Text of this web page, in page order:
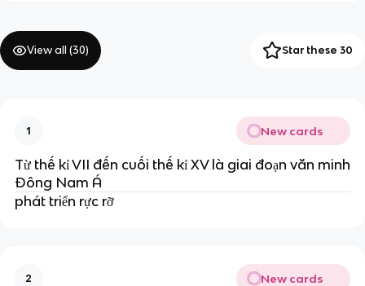
View all (30) Star these 30
1 New cards
Từ thế kỉ VII đến cuối thế kỉ XV là giai đoạn văn minh
Đông Nam Á
phát triển rực rỡ
2 New cards